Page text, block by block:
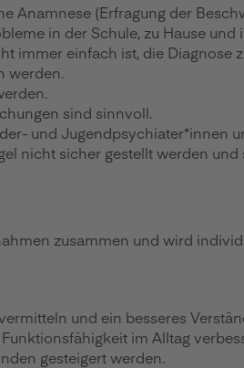
Anamnese (Erfragung der
in der Schule, zu Hause
immer einfach ist, die
werden.
sind sinnvoll.
und Jugendpsychiater*innen
nicht sicher gestellt werden
zusammen und wird
und ein besseres
im Alltag
gesteigert werden.